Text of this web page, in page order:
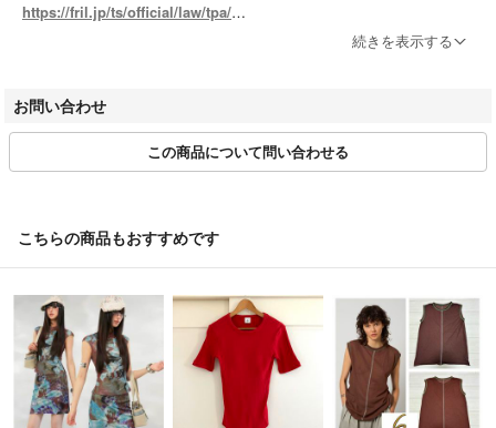
https://fril.jp/ts/official/law/tpa/
T7010001074003
/ RAGTAGニュウマン高輪店 / RAGTAGルミネ池袋店 / RAGTAG下北沢
TAGなんばパークス店 / RAGTAG神戸店 / RAGTAG広島店 / RAGTAG広
島府中店 / RAGTAG福岡店 / RAGTAG福岡パルコ店 /
rt銀座店 / rt名古屋店
続きを表示する
お問い合わせ
この商品について問い合わせる
こちらの商品もおすすめです